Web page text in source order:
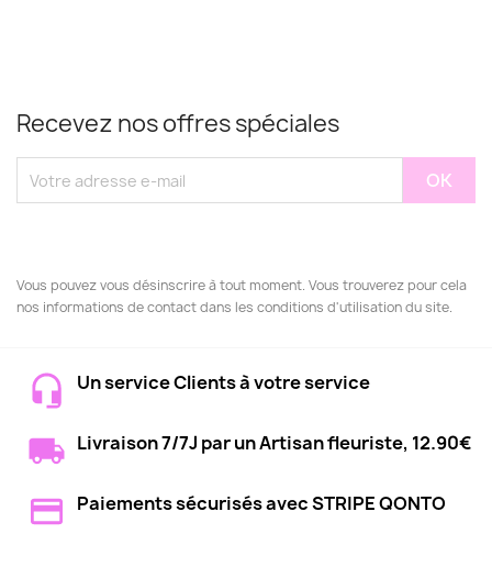
Recevez nos offres spéciales
Vous pouvez vous désinscrire à tout moment. Vous trouverez pour cela
nos informations de contact dans les conditions d'utilisation du site.
Un service Clients à votre service
Livraison 7/7J par un Artisan fleuriste, 12.90€
Paiements sécurisés avec STRIPE QONTO